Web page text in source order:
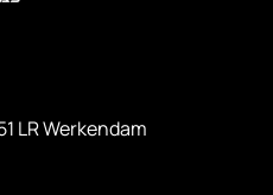
LR Werkendam